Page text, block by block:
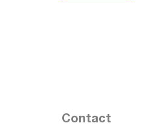
Contact